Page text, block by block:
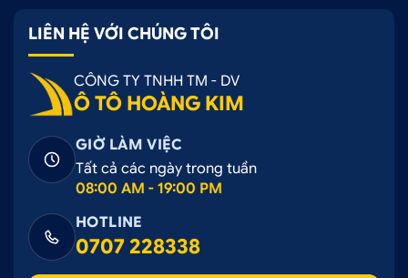
LIÊN HỆ VỚI CHÚNG TÔI
CÔNG TY TNHH TM - DV
Ô TÔ HOÀNG KIM
GIỜ LÀM VIỆC
Tất cả các ngày trong tuần
08:00 AM - 19:00 PM
HOTLINE
0707 228338